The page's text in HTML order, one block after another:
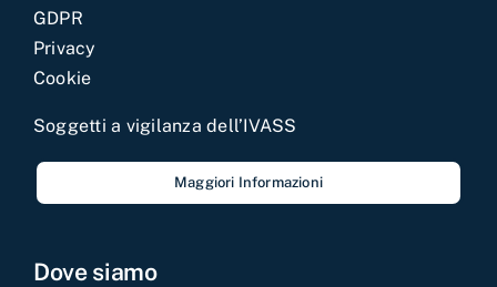
GDPR
Privacy
Cookie
Soggetti a vigilanza dell’IVASS
Maggiori Informazioni
Dove siamo